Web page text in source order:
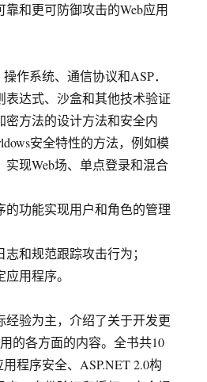
和更可防御攻击的Web应用
系统、通信协议和ASP．
表达式、沙盒和其他技术验证
密方法的设计方法和安全内
安全特性的方法，例如模
现Web场、单点登录和混合
功能实现用户和角色的管理
和规范跟踪攻击行为；
用程序。
验为主，介绍了关于开发更
的各方面的内容。全书共10
程序安全、ASP.NET 2.0构